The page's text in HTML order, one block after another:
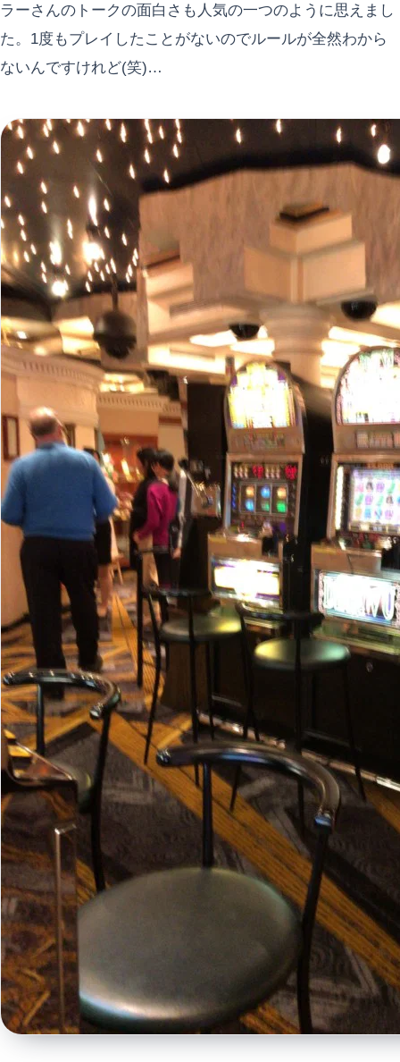
ラーさんのトークの面白さも人気の一つのように思えまし
た。1度もプレイしたことがないのでルールが全然わから
ないんですけれど(笑)…